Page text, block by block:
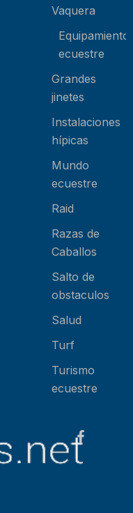
Vaquera
Equipamiento
ecuestre
Grandes
jinetes
Instalaciones
hípicas
Mundo
ecuestre
Raid
Razas de
Caballos
Salto de
obstaculos
Salud
Turf
Turismo
ecuestre